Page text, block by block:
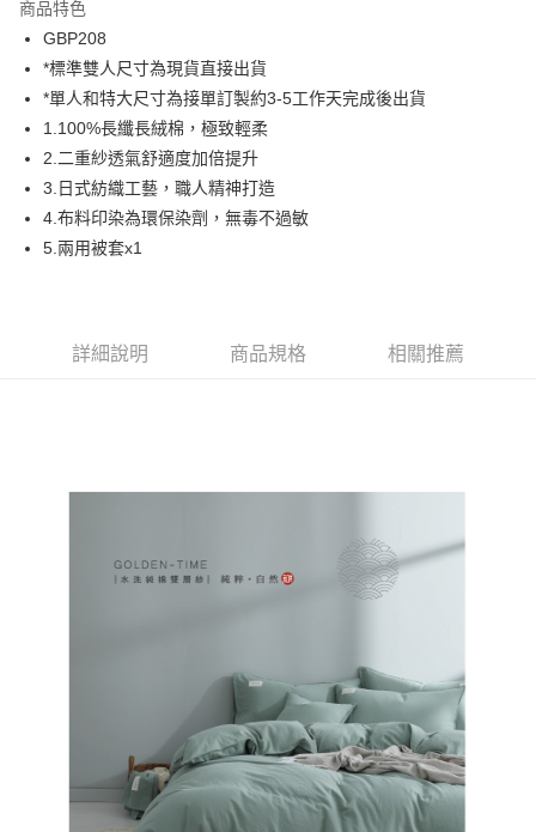
合作金庫商業銀行
華南商業銀行
上海商業儲蓄銀行
國泰世華商業銀行
兆豐國際商業銀行
臺灣中小企業銀行
匯豐（台灣）商業銀行
聯邦商業銀行
元大商業銀行
玉山商業銀行
星展（台灣）商業銀行
台新國際商業銀行
Apple Pay
ATM付款
運送方式
宅配
商品特色
GBP208
*標準雙人尺寸為現貨直接出貨
*單人和特大尺寸為接單訂製約3-5工作天完成後出貨
1.100%長纖長絨棉，極致輕柔
2.二重紗透氣舒適度加倍提升
3.日式紡織工藝，職人精神打造
4.布料印染為環保染劑，無毒不過敏
5.兩用被套x1
詳細說明 商品規格 相關推薦